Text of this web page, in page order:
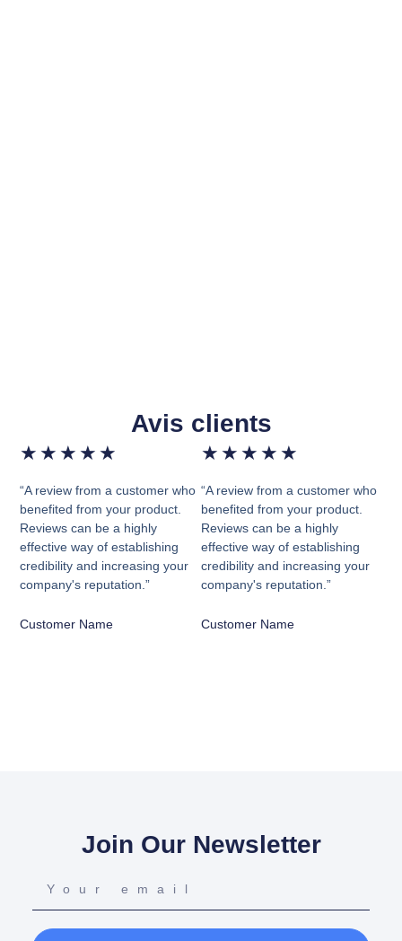
Avis clients
★ ★ ★ ★ ★
“A review from a customer who
benefited from your product.
Reviews can be a highly
effective way of establishing
credibility and increasing your
company's reputation.”
Customer Name
★ ★ ★ ★ ★
“A review from a customer who
benefited from your product.
Reviews can be a highly
effective way of establishing
credibility and increasing your
company's reputation.”
Customer Name
Join Our Newsletter